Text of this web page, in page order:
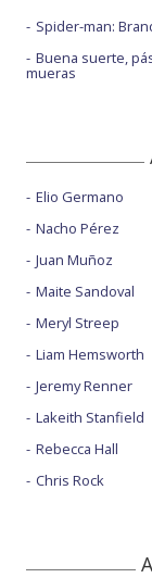
Spider-man:
Buena suerte,
mueras
Elio Germano
Nacho Pérez
Juan Muñoz
Maite Sandoval
Meryl Streep
Liam Hemsworth
Jeremy Renner
Lakeith Stanfield
Rebecca Hall
Chris Rock